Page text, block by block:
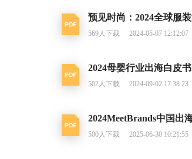
569人下载 2024-05-07 12:12:07
2024母婴行业出海白皮书
502人下载 2024-09-02 17:38:23
500人下载 2025-06-30 10:21:55